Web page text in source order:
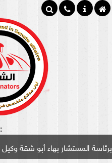
:
بهاء أبو شقة وكيل المجلس...